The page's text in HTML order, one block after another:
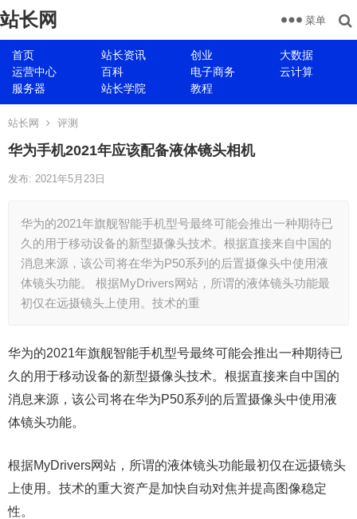
站长网
首页 站长资讯 创业
大数据
运营中心
百科 电子商务
云计算
服务器
站长学院 教程
菜单
站长网 评测
华为手机2021年应该配备液体镜头相机
发布: 2021年5月23日
华为的2021年旗舰智能手机型号最终可能会推出一种期待已
久的用于移动设备的新型摄像头技术。根据直接来自中国的
消息来源，该公司将在华为P50系列的后置摄像头中使用液
体镜头功能。 根据MyDrivers网站，所谓的液体镜头功能最
初仅在远摄镜头上使用。技术的重
华为的2021年旗舰智能手机型号最终可能会推出一种期待已
久的用于移动设备的新型摄像头技术。根据直接来自中国的
消息来源，该公司将在华为P50系列的后置摄像头中使用液
体镜头功能。
根据MyDrivers网站，所谓的液体镜头功能最初仅在远摄镜头
上使用。技术的重大资产是加快自动对焦并提高图像稳定
性。